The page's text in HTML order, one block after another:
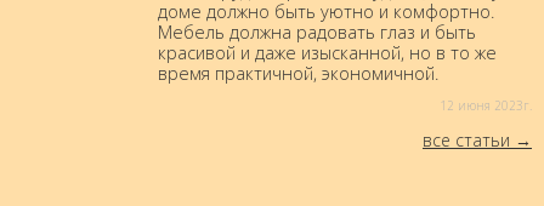
доме должно быть уютно и комфортно.
Мебель должна радовать глаз и быть
красивой и даже изысканной, но в то же
время практичной, экономичной.
12 июня 2023г.
все статьи